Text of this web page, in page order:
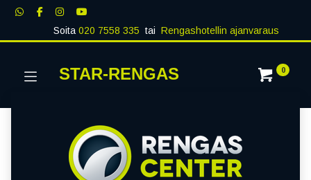
Soita020 7558 335 tai Rengashotellin ajanvaraus
STAR-RENGAS 0